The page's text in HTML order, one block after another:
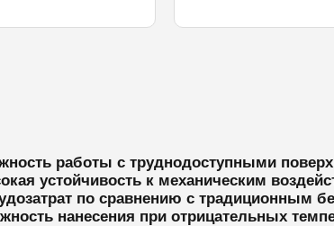
работы с труднодоступными
устойчивость к механическим
по сравнению с традиционным
нанесения при отрицательных